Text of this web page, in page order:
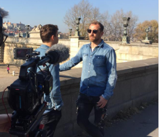
ÉLMÉNYEK